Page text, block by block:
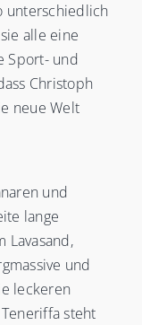
unterschiedlich
alle eine
Sport- und
Christoph
neue Welt
und
lange
Lavasand,
und
leckeren
steht